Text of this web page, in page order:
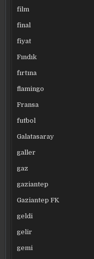
film
final
fiyat
Fındık
fırtına
flamingo
Fransa
futbol
Galatasaray
galler
gaz
gaziantep
Gaziantep FK
geldi
gelir
gemi